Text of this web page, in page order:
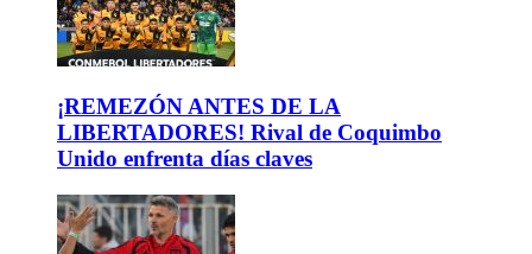
¡REMEZÓN ANTES DE LA
LIBERTADORES! Rival de Coquimbo
Unido enfrenta días claves